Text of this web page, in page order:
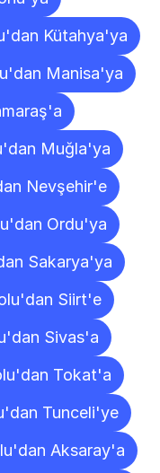
Kütahya'ya
Manisa'ya
Muğla'ya
Nevşehir'e
Ordu'ya
Sakarya'ya
Siirt'e
Sivas'a
Tokat'a
Tunceli'ye
Aksaray'a